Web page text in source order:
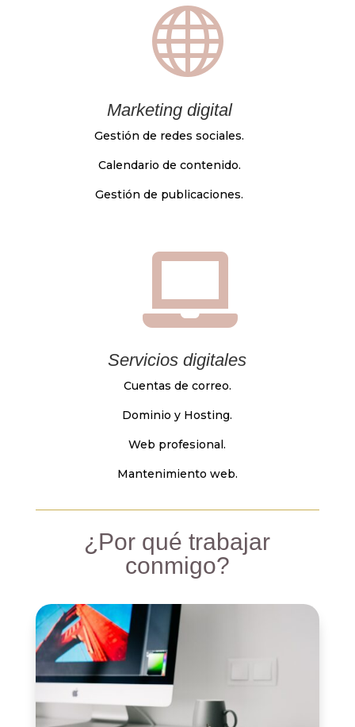

Marketing digital
Gestión de redes sociales.
Calendario de contenido.
Gestión de publicaciones.

Servicios digitales
Cuentas de correo.
Dominio y Hosting.
Web profesional.
Mantenimiento web.
¿Por qué trabajar
conmigo?